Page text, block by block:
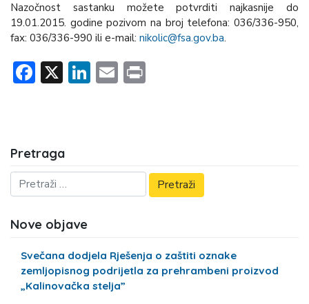
Nazočnost sastanku možete potvrditi najkasnije do
19.01.2015. godine pozivom na broj telefona: 036/336-950,
fax: 036/336-990 ili e-mail: nikolic@fsa.gov.ba.
Facebook
X LinkedIn
Email
Pretraga
Nove objave
Svečana dodjela Rješenja o zaštiti oznake
zemljopisnog podrijetla za prehrambeni proizvod
„Kalinovačka stelja”